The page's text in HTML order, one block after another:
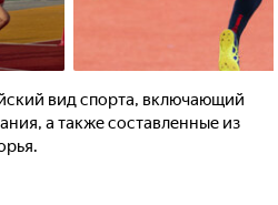
вид спорта, включающий
а также составленные из